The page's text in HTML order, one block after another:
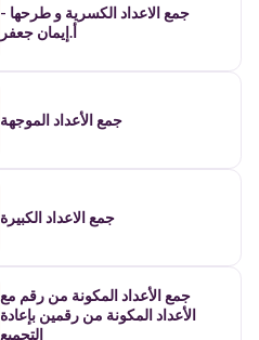
جمع الاعداد الكسرية و طرحها -
أ.إيمان جعفر
جمع الأعداد الموجهة
جمع الاعداد الكبيرة
جمع الأعداد المكونة من رقم مع
الأعداد المكونة من رقمين بإعادة
التجميع